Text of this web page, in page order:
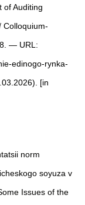
of Auditing
Colloquium-
— URL:
edinogo-rynka-
[in
norm
soyuza v
Issues of the